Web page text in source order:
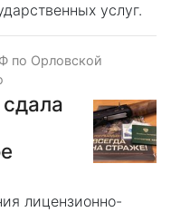
услуг.
по Орловской
лицензионно-